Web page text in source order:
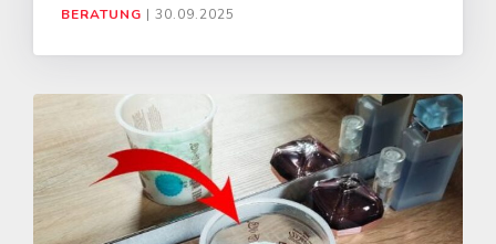
BERATUNG | 30.09.2025